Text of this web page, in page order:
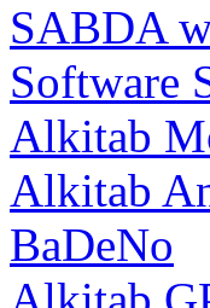
SABDA
Software
Alkitab
Alkitab
BaDeNo